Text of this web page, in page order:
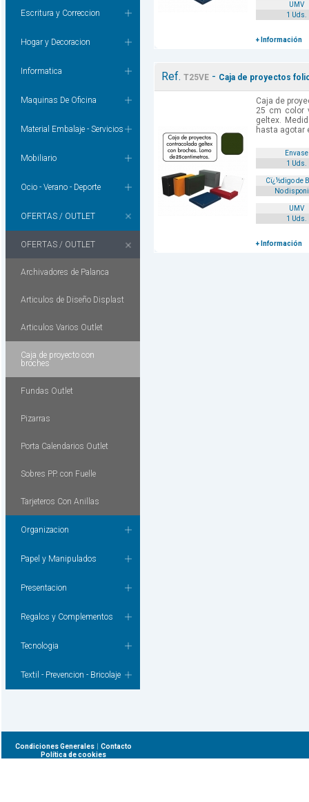
Escritura y Correccion
Hogar y Decoracion
Informatica
Maquinas De Oficina
Material Embalaje - Servicios
Mobiliario
Ocio - Verano - Deporte
OFERTAS / OUTLET
OFERTAS / OUTLET
Archivadores de Palanca
Articulos de Diseño Displast
Articulos Varios Outlet
Caja de proyecto con
broches
Fundas Outlet
Pizarras
Porta Calendarios Outlet
Sobres PP. con Fuelle
Tarjeteros Con Anillas
Organizacion
Papel y Manipulados
Presentacion
Regalos y Complementos
Tecnologia
Textil - Prevencion - Bricolaje
UMV
1 Uds.
+ Información
Ref. T25VE- Caja de proyectos
Caja de
25 cm color
geltex.
hasta agotar
Envase
1 Uds.
Cï¿½digo de
No
UMV
1 Uds.
+ Información
Condiciones Generales| Contacto
Política de cookies